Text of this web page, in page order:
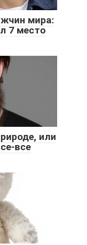
мира:
7 место
или
все